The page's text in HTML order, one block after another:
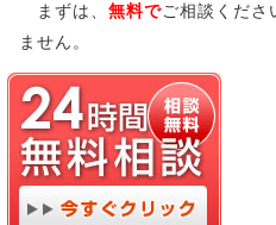
まずは、 無料でご相談くださ
ません。